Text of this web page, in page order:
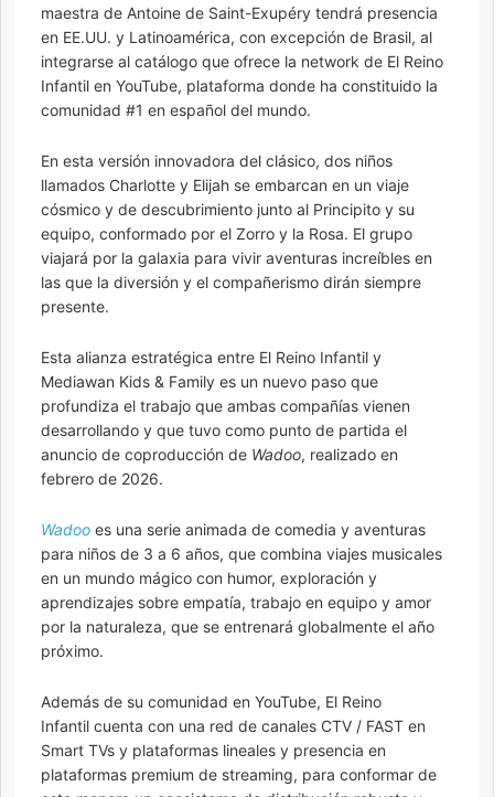
maestra de Antoine de Saint-Exupéry tendrá presencia
en EE.UU. y Latinoamérica, con excepción de Brasil, al
integrarse al catálogo que ofrece la network de El Reino
Infantil en YouTube, plataforma donde ha constituido la
comunidad #1 en español del mundo.
En esta versión innovadora del clásico, dos niños
llamados Charlotte y Elijah se embarcan en un viaje
cósmico y de descubrimiento junto al Principito y su
equipo, conformado por el Zorro y la Rosa. El grupo
viajará por la galaxia para vivir aventuras increíbles en
las que la diversión y el compañerismo dirán siempre
presente.
Esta alianza estratégica entre El Reino Infantil y
Mediawan Kids & Family es un nuevo paso que
profundiza el trabajo que ambas compañías vienen
desarrollando y que tuvo como punto de partida el
anuncio de coproducción de Wadoo, realizado en
febrero de 2026.
Wadoo es una serie animada de comedia y aventuras
para niños de 3 a 6 años, que combina viajes musicales
en un mundo mágico con humor, exploración y
aprendizajes sobre empatía, trabajo en equipo y amor
por la naturaleza, que se entrenará globalmente el año
próximo.
Además de su comunidad en YouTube, El Reino
Infantil cuenta con una red de canales CTV / FAST en
Smart TVs y plataformas lineales y presencia en
plataformas premium de streaming, para conformar de